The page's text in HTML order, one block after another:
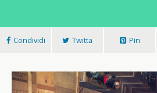
Condividi Twitta Pin